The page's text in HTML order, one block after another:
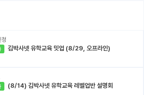
청
김박사넷 유학교육 밋업 (8/29, 오프라인)
(8/14) 김박사넷 유학교육 레벨업반 설명회